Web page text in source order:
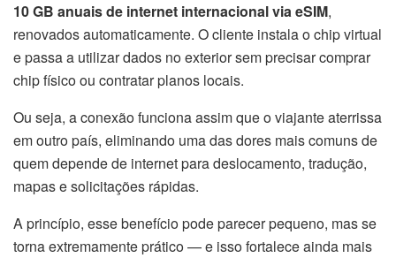
10 GB anuais de internet internacional via eSIM,
renovados automaticamente. O cliente instala o chip virtual
e passa a utilizar dados no exterior sem precisar comprar
chip físico ou contratar planos locais.
Ou seja, a conexão funciona assim que o viajante aterrissa
em outro país, eliminando uma das dores mais comuns de
quem depende de internet para deslocamento, tradução,
mapas e solicitações rápidas.
A princípio, esse benefício pode parecer pequeno, mas se
torna extremamente prático — e isso fortalece ainda mais